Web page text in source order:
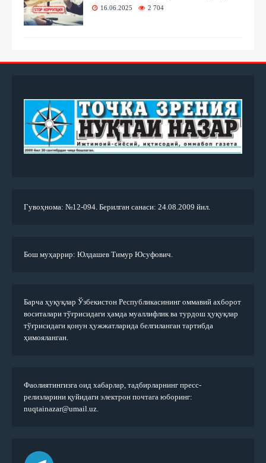
16.06.2025 2 704
Гувоҳнома: №12-094. Берилган санаси: 24.08.2009 йил.
Бош муҳаррир: Юлдашев Тимур Юсуфович.
Барча ҳуқуқлар Ўзбекистон Республикасининг оммавий ахборот
воситалари тўғрисидаги ҳамда муаллифлик ва турдош ҳуқуқлар
тўғрисидаги қонун ҳужжатларида белгиланган тартибда
ҳимояланган.
Фаолиятингизга оид хабарлар, тадбирларнинг пресс-
релизларини қуйидаги электрон почтага юборинг:
nuqtainazar@umail.uz.